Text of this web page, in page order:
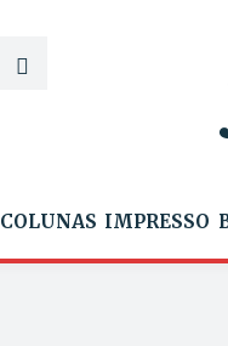
COLUNAS IMPRESSO